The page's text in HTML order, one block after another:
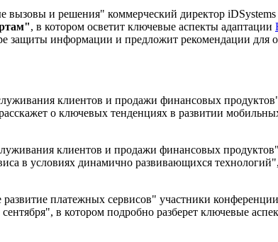
и решения" коммерческий директор
, в котором осветит ключевые аспекты адаптации
защиты информации и предложит рекомендации для
клиентов и продажи финансовых
о ключевых тенденциях в развитии
клиентов и продажи финансовых
в условиях динамично развивающихся
платежных сервисов" участники
в котором подробно разберет ключевые